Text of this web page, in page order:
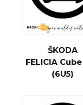
ŠKODA
FELICIA
(6U5)